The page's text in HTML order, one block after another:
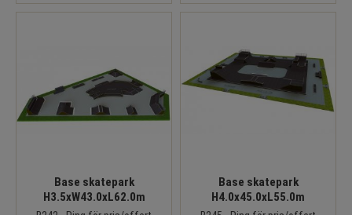
Base skatepark
H3.5xW43.0xL62.0m
Base skatepark
H4.0x45.0xL55.0m